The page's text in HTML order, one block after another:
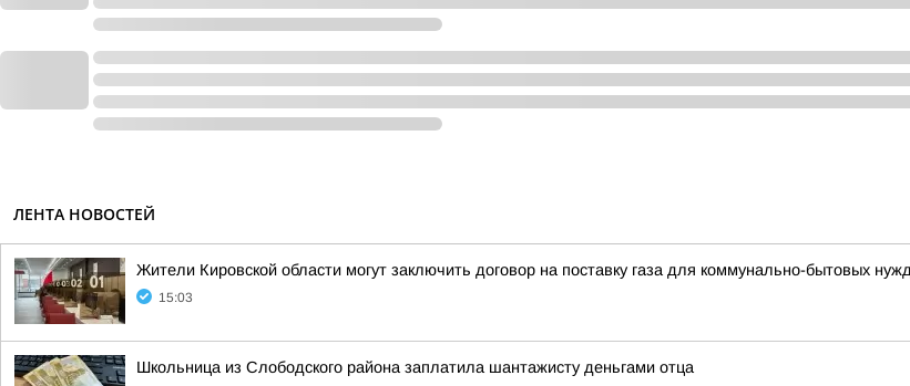
ЛЕНТА НОВОСТЕЙ
Жители Кировской области могут заключить договор на поставку газа для коммунально-бытовых
15:03
Школьница из Слободского района заплатила шантажисту деньгами отца